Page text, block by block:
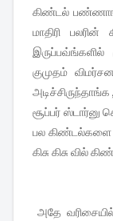
கிண்டல்
மாதிரி
குமுதம்
சூப்பர்
பல கிண்டல்களை
கிசு கிசு வில்
அதே